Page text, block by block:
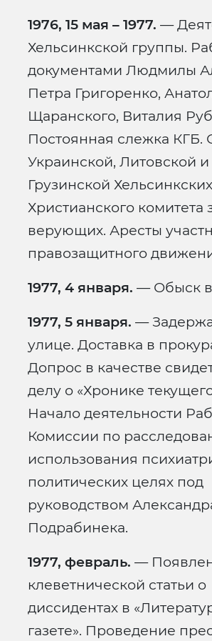
1976, 15 мая – 1977. —
Хельсинкской группы.
документами Людмилы
Петра Григоренко,
Щаранского, Виталия
Постоянная слежка КГБ.
Украинской, Литовской и
Грузинской
Христианского комитета
верующих. Аресты
правозащитного
1977, 4 января. — Обыск в
1977, 5 января. —
улице. Доставка в
Допрос в качестве
делу о «Хронике
Начало деятельности
Комиссии по
использования
политических целях под
руководством
Подрабинека.
1977, февраль. —
клеветнической статьи о
диссидентах в
газете». Проведение